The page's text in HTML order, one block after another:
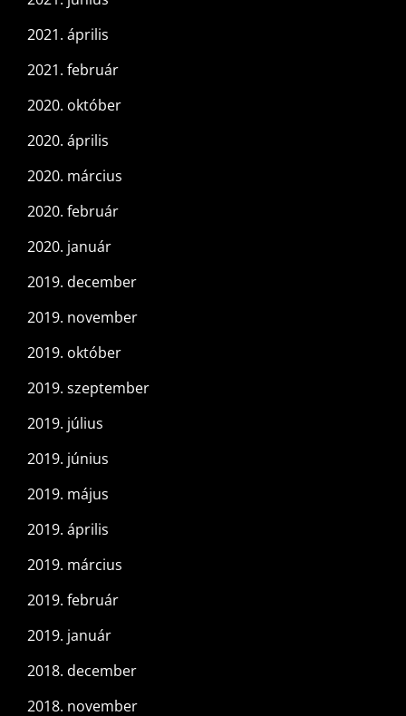
2021. április
2021. február
2020. október
2020. április
2020. március
2020. február
2020. január
2019. december
2019. november
2019. október
2019. szeptember
2019. július
2019. június
2019. május
2019. április
2019. március
2019. február
2019. január
2018. december
2018. november